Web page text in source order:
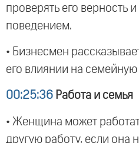
проверять его верность и
поведением.
• Бизнесмен
его влиянии на
00:25:36 Работа и семья
• Женщина может
другую работу, если она